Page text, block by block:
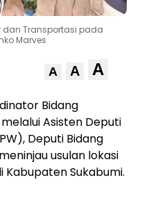
dan Transportasi pada
Marves
A A A
Bidang
Asisten Deputi
Deputi Bidang
usulan lokasi
Sukabumi.